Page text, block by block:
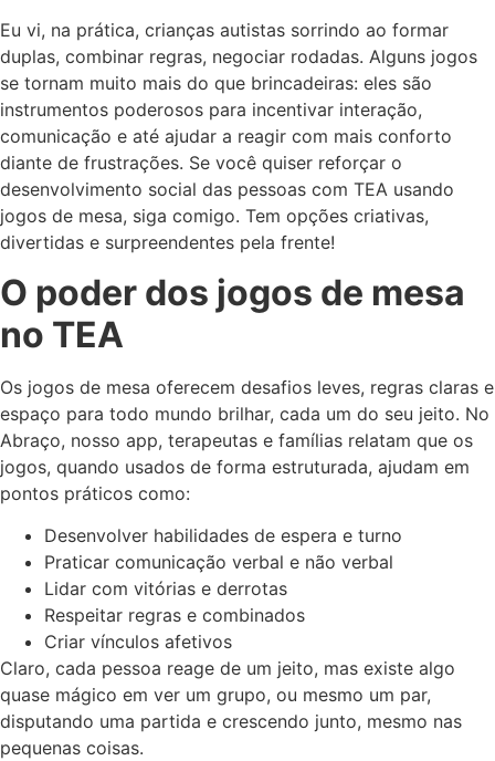
Eu vi, na prática, crianças autistas sorrindo ao formar
duplas, combinar regras, negociar rodadas. Alguns jogos
se tornam muito mais do que brincadeiras: eles são
instrumentos poderosos para incentivar interação,
comunicação e até ajudar a reagir com mais conforto
diante de frustrações. Se você quiser reforçar o
desenvolvimento social das pessoas com TEA usando
jogos de mesa, siga comigo. Tem opções criativas,
divertidas e surpreendentes pela frente!
O poder dos jogos de mesa
no TEA
Os jogos de mesa oferecem desafios leves, regras claras e
espaço para todo mundo brilhar, cada um do seu jeito. No
Abraço, nosso app, terapeutas e famílias relatam que os
jogos, quando usados de forma estruturada, ajudam em
pontos práticos como:
Desenvolver habilidades de espera e turno
Praticar comunicação verbal e não verbal
Lidar com vitórias e derrotas
Respeitar regras e combinados
Criar vínculos afetivos
Claro, cada pessoa reage de um jeito, mas existe algo
quase mágico em ver um grupo, ou mesmo um par,
disputando uma partida e crescendo junto, mesmo nas
pequenas coisas.